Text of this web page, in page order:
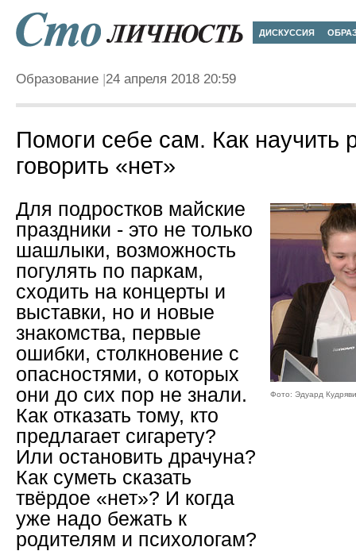
ДИСКУССИЯ
Образование 24 апреля 2018 20:59
Помоги себе сам. Как научить
говорить «нет»
Фото: Эдуард
Для подростков майские
праздники - это не только
шашлыки, возможность
погулять по паркам,
сходить на концерты и
выставки, но и новые
знакомства, первые
ошибки, столкновение с
опасностями, о которых
они до сих пор не знали.
Как отказать тому, кто
предлагает сигарету?
Или остановить драчуна?
Как суметь сказать
твёрдое «нет»? И когда
уже надо бежать к
родителям и психологам?